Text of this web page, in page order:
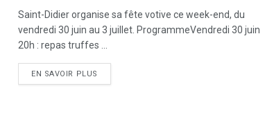
Saint-Didier organise sa fête votive ce week-end, du
vendredi 30 juin au 3 juillet. ProgrammeVendredi 30 juin
20h : repas truffes ...
EN SAVOIR PLUS